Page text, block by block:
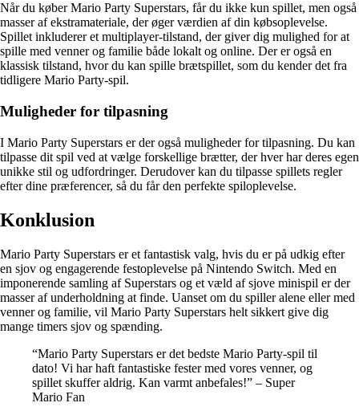
Når du køber Mario Party Superstars, får du ikke kun spillet, men også
masser af ekstramateriale, der øger værdien af din købsoplevelse.
Spillet inkluderer et multiplayer-tilstand, der giver dig mulighed for at
spille med venner og familie både lokalt og online. Der er også en
klassisk tilstand, hvor du kan spille brætspillet, som du kender det fra
tidligere Mario Party-spil.
Muligheder for tilpasning
I Mario Party Superstars er der også muligheder for tilpasning. Du kan
tilpasse dit spil ved at vælge forskellige brætter, der hver har deres egen
unikke stil og udfordringer. Derudover kan du tilpasse spillets regler
efter dine præferencer, så du får den perfekte spiloplevelse.
Konklusion
Mario Party Superstars er et fantastisk valg, hvis du er på udkig efter
en sjov og engagerende festoplevelse på Nintendo Switch. Med en
imponerende samling af Superstars og et væld af sjove minispil er der
masser af underholdning at finde. Uanset om du spiller alene eller med
venner og familie, vil Mario Party Superstars helt sikkert give dig
mange timers sjov og spænding.
“Mario Party Superstars er det bedste Mario Party-spil til
dato! Vi har haft fantastiske fester med vores venner, og
spillet skuffer aldrig. Kan varmt anbefales!” – Super
Mario Fan